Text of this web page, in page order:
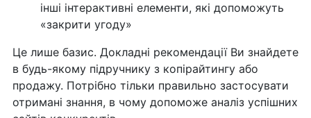
інші інтерактивні елементи, які допоможуть
«закрити угоду»
Це лише базис. Докладні рекомендації Ви знайдете
в будь-якому підручнику з копірайтингу або
продажу. Потрібно тільки правильно застосувати
отримані знання, в чому допоможе аналіз успішних